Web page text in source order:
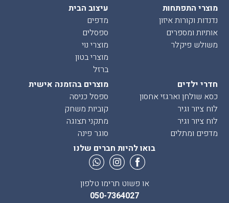
מוצרי התפתחות
נדנדות וקורות איזון
אותיות ומספרים
משולש פיקלר
עיצוב הבית
מדפים
ספסלים
מוצרי נוי
מוצרי בטון
ברזל
חדרי ילדים
כסא שולחן וארגזי אחסון
לוח ציור וגיר
לוח ציור וגיר
מדפים ומתלים
מוצרים בהזמנה אישית
ספסל כניסה
קוביות משחק
מתקני תצוגה
סוגר פינה
בואו להיות חברים שלנו
או פשוט תרימו טלפון
050-7364027